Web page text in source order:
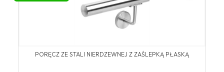
PORĘCZ ZE STALI NIERDZEWNEJ Z ZAŚLEPKĄ PŁASKĄ